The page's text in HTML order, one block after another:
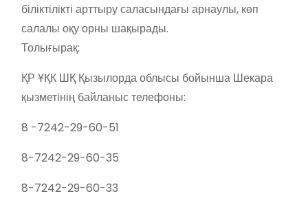
біліктілікті арттыру саласындағы арнаулы, көп
салалы оқу орны шақырады.
Толығырақ:
ҚР ҰҚК ШҚ Қызылорда облысы бойынша Шекара
қызметінің байланыс телефоны:
8 -7242-29-60-51
8-7242-29-60-35
8-7242-29-60-33